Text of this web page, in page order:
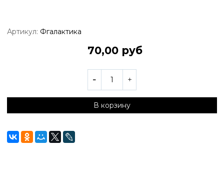
Артикул: Фгалактика
70,00 руб
В корзину